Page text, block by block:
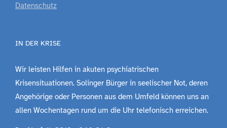
Datenschutz
IN DER KRISE
Wir leisten Hilfen in akuten psychiatrischen
Krisensituationen. Solinger Bürger in seelischer Not, deren
Angehörige oder Personen aus dem Umfeld können uns an
allen Wochentagen rund um die Uhr telefonisch erreichen.